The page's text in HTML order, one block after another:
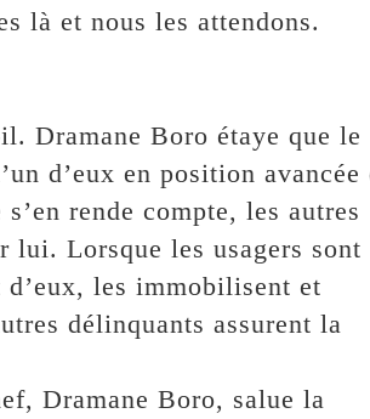
là et nous les attendons.
Dramane Boro étaye que le
d’eux en position avancée
rende compte, les autres
lui. Lorsque les usagers sont
les immobilisent et
délinquants assurent la
Dramane Boro, salue la